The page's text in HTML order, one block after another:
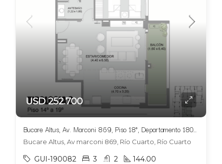
USD 252.700
Bucare Altus, Av. Marconi 869, Piso 18°, Departamento 1804, Tipologia 6
Bucare Altus, Av marconi 869, Río Cuarto, Río Cuarto
GUI-190082 3 2 144.00